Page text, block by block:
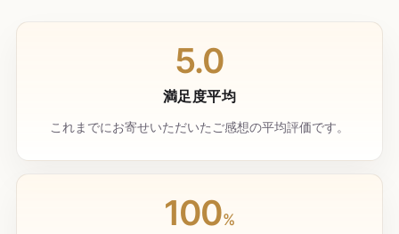
5.0
満足度平均
これまでにお寄せいただいたご感想の平均評価です。
100%